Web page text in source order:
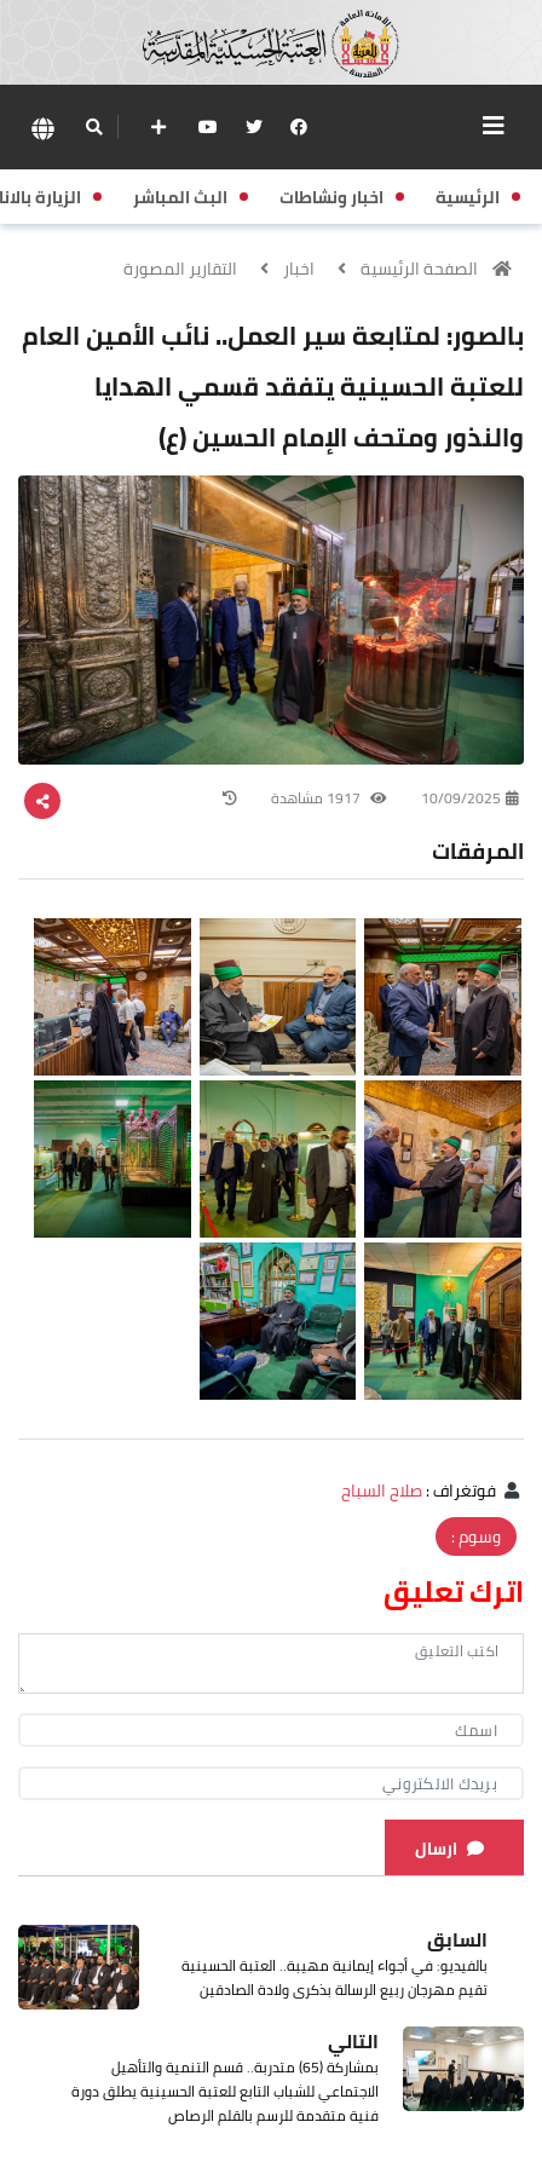
الرئيسية اخبار ونشاطات البث المباشر الزيارة
الصفحة الرئيسية اخبار التقارير المصورة
بالصور: لمتابعة سير العمل.. نائب الأمين العام
للعتبة الحسينية يتفقد قسمي الهدايا
والنذور ومتحف الإمام الحسين (ع)
10/09/2025
المرفقات
فوتغراف:صلاح السباح
وسوم :
اترك تعليق
ارسال
السابق
بالفيديو: في أجواء إيمانية مهيبة.. العتبة الحسينية
تقيم مهرجان ربيع الرسالة بذكرى ولادة الصادقين
التالي
بمشاركة (65) متدربة.. قسم التنمية والتأهيل
الاجتماعي للشباب التابع للعتبة الحسينية يطلق دورة
فنية متقدمة للرسم بالقلم الرصاص